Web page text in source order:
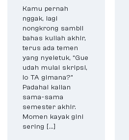
Kamu pernah
nggak, lagi
nongkrong sambil
bahas kuliah akhir,
terus ada temen
yang nyeletuk, “Gue
udah mulai skripsi,
lo TA gimana?”
Padahal kalian
sama-sama
semester akhir.
Momen kayak gini
sering […]